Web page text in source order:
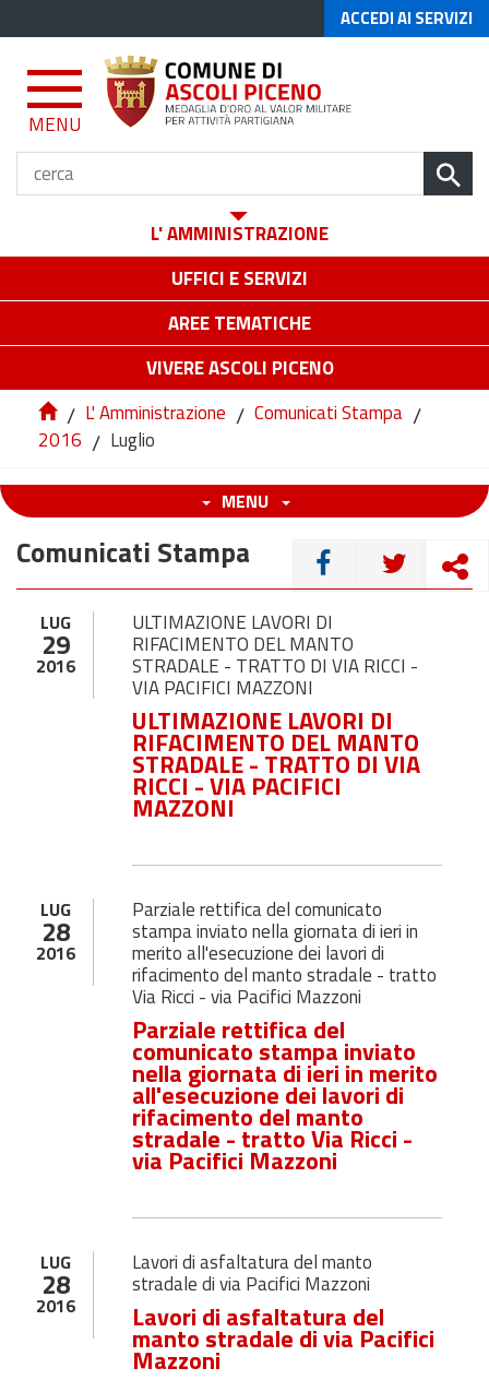
ACCEDI AI SERVIZI
MENU
L' AMMINISTRAZIONE
UFFICI E SERVIZI
AREE TEMATICHE
VIVERE ASCOLI PICENO
/ L' Amministrazione / Comunicati Stampa /
2016 / Luglio
MENU
CONDIVIDI
Comunicati Stampa
LUG
29
2016
ULTIMAZIONE LAVORI DI
RIFACIMENTO DEL MANTO
STRADALE - TRATTO DI VIA RICCI -
VIA PACIFICI MAZZONI
ULTIMAZIONE LAVORI DI
RIFACIMENTO DEL MANTO
STRADALE - TRATTO DI VIA
RICCI - VIA PACIFICI
MAZZONI
LUG
28
2016
Parziale rettifica del comunicato
stampa inviato nella giornata di ieri in
merito all'esecuzione dei lavori di
rifacimento del manto stradale - tratto
Via Ricci - via Pacifici Mazzoni
Parziale rettifica del
comunicato stampa inviato
nella giornata di ieri in merito
all'esecuzione dei lavori di
rifacimento del manto
stradale - tratto Via Ricci -
via Pacifici Mazzoni
LUG
28
2016
Lavori di asfaltatura del manto
stradale di via Pacifici Mazzoni
Lavori di asfaltatura del
manto stradale di via Pacifici
Mazzoni